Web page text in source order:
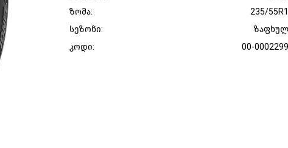
ზომა:
235/
სეზონი:
კოდი:
00-